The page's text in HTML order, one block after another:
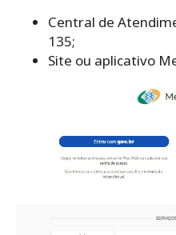
Central de
135;
Site ou aplicativo